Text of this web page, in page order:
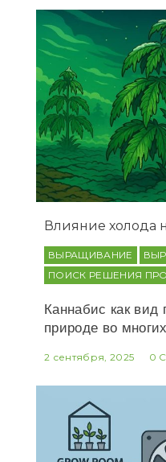
Влияние холода
ВЫРАЩИВАНИЕ
ПОИСК РЕШЕНИЯ
Каннабис как вид
природе во
2 сентября, 2025 0